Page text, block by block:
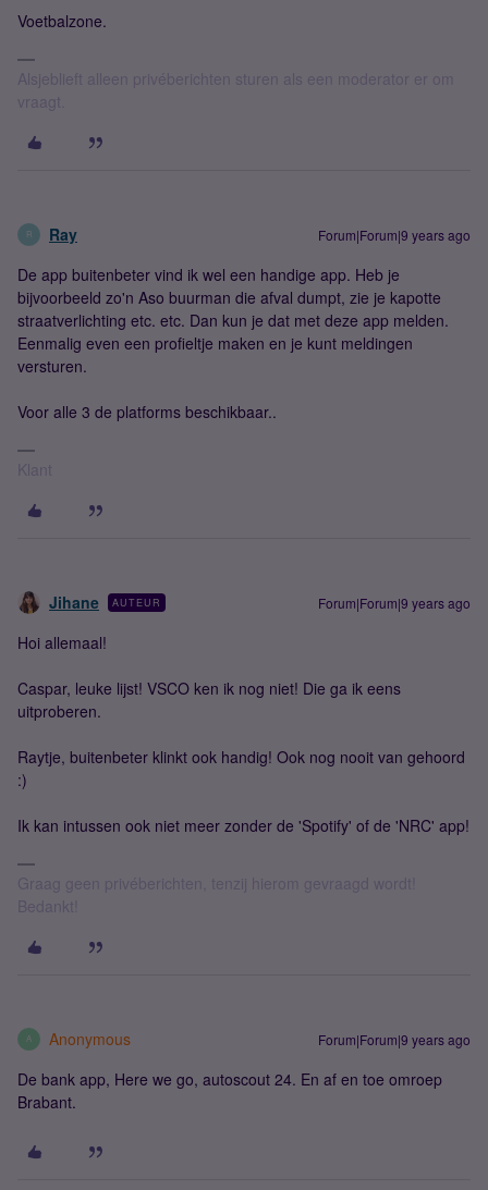
Voetbalzone.
Alsjeblieft alleen privéberichten sturen als een moderator er om
vraagt.
R Ray Forum|Forum|9 years ago
De app buitenbeter vind ik wel een handige app. Heb je
bijvoorbeeld zo'n Aso buurman die afval dumpt, zie je kapotte
straatverlichting etc. etc. Dan kun je dat met deze app melden.
Eenmalig even een profieltje maken en je kunt meldingen
versturen.
Voor alle 3 de platforms beschikbaar..
Klant
Jihane AUTEUR Forum|Forum|9 years ago
Hoi allemaal!
Caspar, leuke lijst! VSCO ken ik nog niet! Die ga ik eens
uitproberen.
Raytje, buitenbeter klinkt ook handig! Ook nog nooit van gehoord
:)
Ik kan intussen ook niet meer zonder de 'Spotify' of de 'NRC' app!
Graag geen privéberichten, tenzij hierom gevraagd wordt!
Bedankt!
A Anonymous Forum|Forum|9 years ago
De bank app, Here we go, autoscout 24. En af en toe omroep
Brabant.